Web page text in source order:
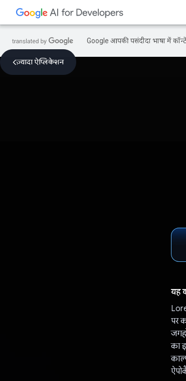
Google आपकी पसंदीदा भाषा में
ज़्यादा ऐप्लिकेशन
यह
पर
का